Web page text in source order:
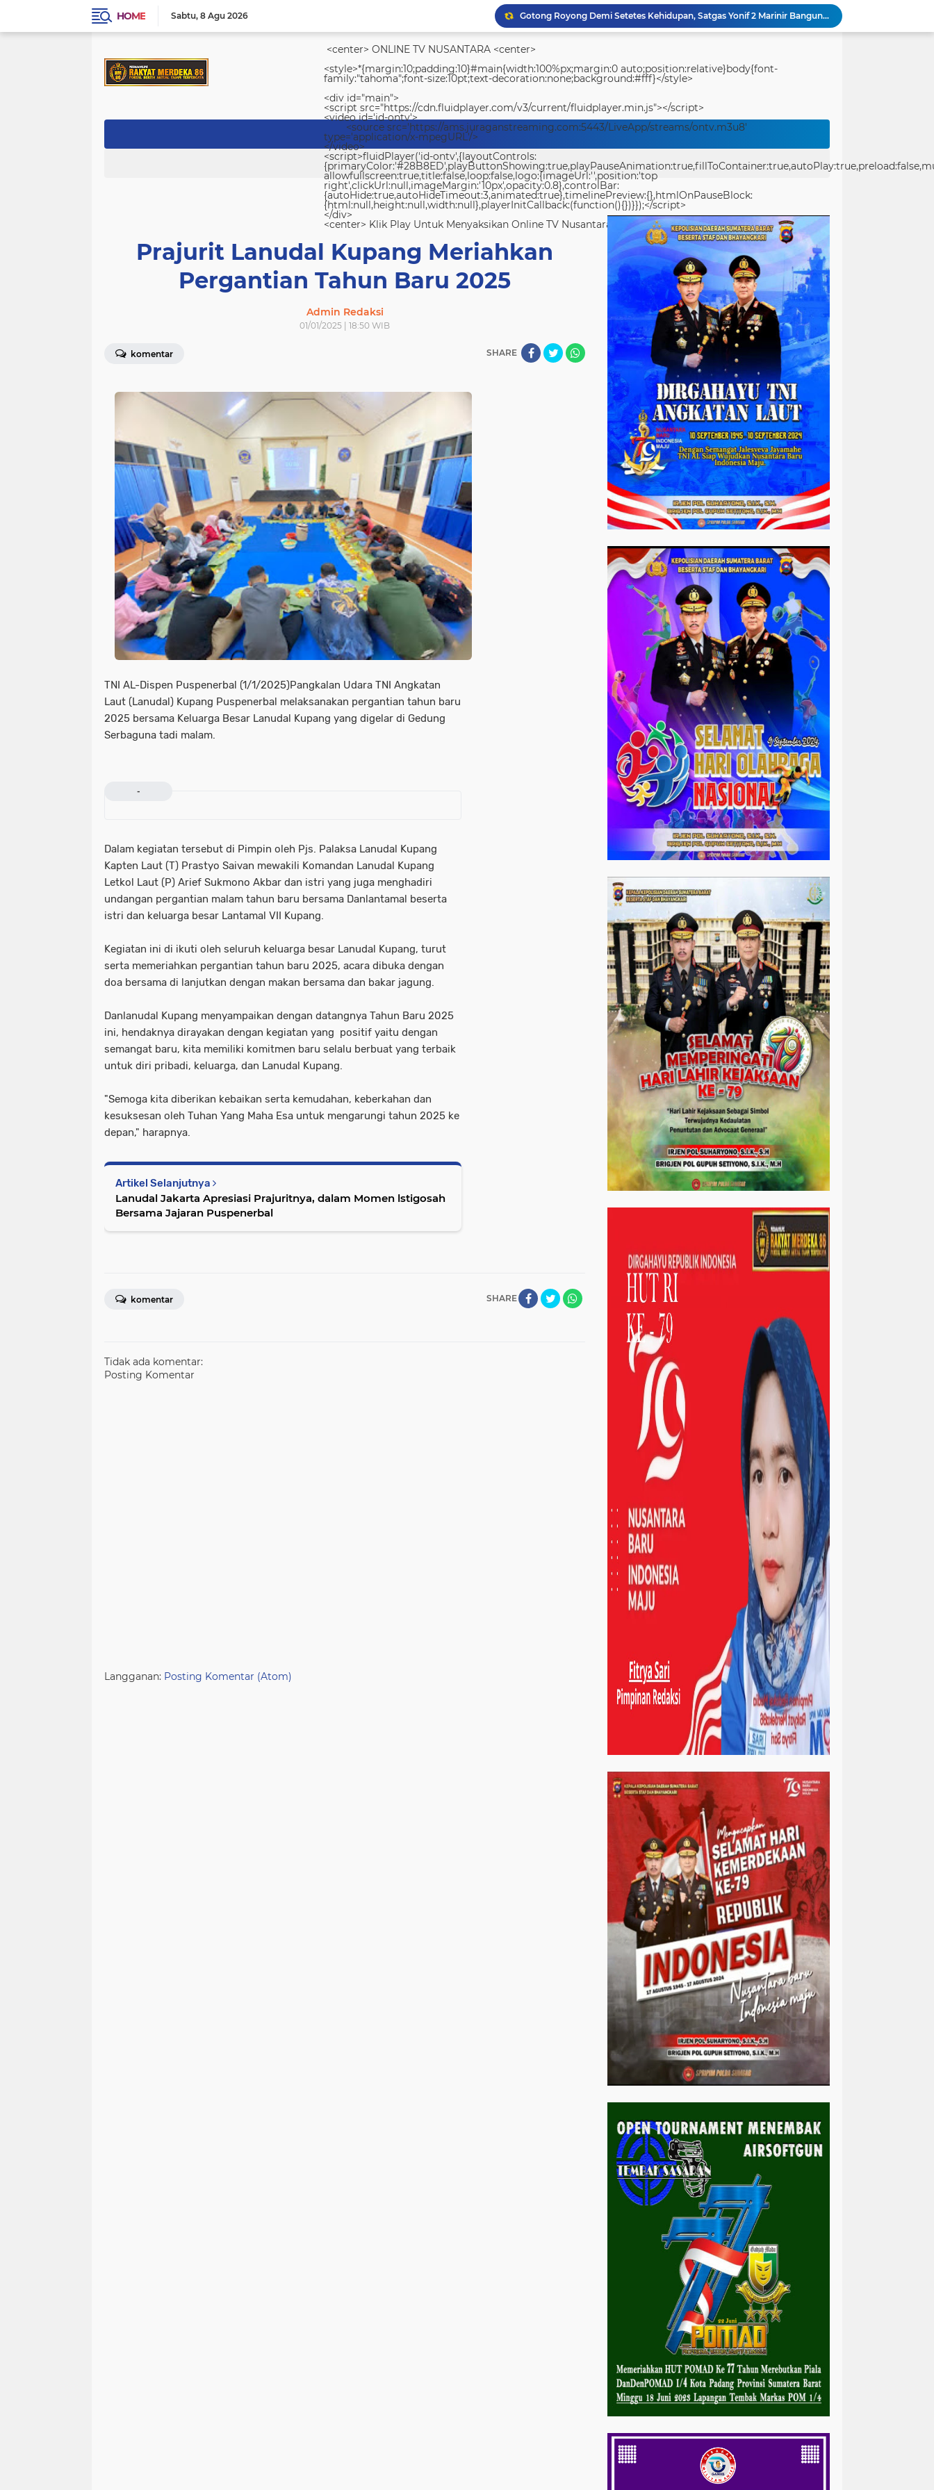
HOME Sabtu 8 Agu 2026
Bukan Sekadar Membangun Desa, Satgas TMMD Ke-129 Hadirkan Keceriaan Bersama Anak-Anak Kampung Sesor
Polwan Run 2026 Polda Papua Barat Daya Meriah, Pererat Kebersamaan Polri dan Masyarakat
Merawat Alam, Mempererat Persaudaraan, Satgas Yonif 2 Marinir dan Warga Enarotali Wujudkan Paniai Bersih, Indonesia Asri
Gotong Royong Demi Setetes Kehidupan, Satgas Yonif 2 Marinir Bangun Penampungan Air Bersama Masyarakat Pasir Putih
<center> ONLINE TV NUSANTARA <center>
<style>*{margin:10;padding:10}#main{width:100%px;margin:0 auto;position:relative}body{font-
family:"tahoma";font-size:10pt;text-decoration:none;background:#fff}</style>
<div id="main">
<script src="https://cdn.fluidplayer.com/v3/current/fluidplayer.min.js"></script>
<video id='id-ontv'>
<source src='https://ams.juraganstreaming.com:5443/LiveApp/streams/ontv.m3u8'
type='application/x-mpegURL'/>
</video>
<script>fluidPlayer('id-ontv',{layoutControls:
allowfullscreen:true,title:false,loop:false,logo:{imageUrl:'',position:'top
right',clickUrl:null,imageMargin:'10px',opacity:0.8},controlBar:
{autoHide:true,autoHideTimeout:3,animated:true},timelinePreview:{},htmlOnPauseBlock:
{html:null,height:null,width:null},playerInitCallback:(function(){})}});</script>
</div>
<center> Klik Play Untuk Menyaksikan Online TV Nusantara <center>
Prajurit Lanudal Kupang Meriahkan
Pergantian Tahun Baru 2025
Admin Redaksi
01/01/2025 | 18:50 WIB
komentar SHARE
TNI AL-Dispen Puspenerbal (1/1/2025)Pangkalan Udara TNI Angkatan
Laut (Lanudal) Kupang Puspenerbal melaksanakan pergantian tahun baru
2025 bersama Keluarga Besar Lanudal Kupang yang digelar di Gedung
Serbaguna tadi malam.
-
Dalam kegiatan tersebut di Pimpin oleh Pjs. Palaksa Lanudal Kupang
Kapten Laut (T) Prastyo Saivan mewakili Komandan Lanudal Kupang
Letkol Laut (P) Arief Sukmono Akbar dan istri yang juga menghadiri
undangan pergantian malam tahun baru bersama Danlantamal beserta
istri dan keluarga besar Lantamal VII Kupang.
Kegiatan ini di ikuti oleh seluruh keluarga besar Lanudal Kupang, turut
serta memeriahkan pergantian tahun baru 2025, acara dibuka dengan
doa bersama di lanjutkan dengan makan bersama dan bakar jagung.
Danlanudal Kupang menyampaikan dengan datangnya Tahun Baru 2025
ini, hendaknya dirayakan dengan kegiatan yang positif yaitu dengan
semangat baru, kita memiliki komitmen baru selalu berbuat yang terbaik
untuk diri pribadi, keluarga, dan Lanudal Kupang.
"Semoga kita diberikan kebaikan serta kemudahan, keberkahan dan
kesuksesan oleh Tuhan Yang Maha Esa untuk mengarungi tahun 2025 ke
depan," harapnya.
Artikel Selanjutnya
Lanudal Jakarta Apresiasi Prajuritnya, dalam Momen lstigosah
Bersama Jajaran Puspenerbal
SHARE
komentar
Tidak ada komentar:
Posting Komentar
Langganan: Posting Komentar (Atom)